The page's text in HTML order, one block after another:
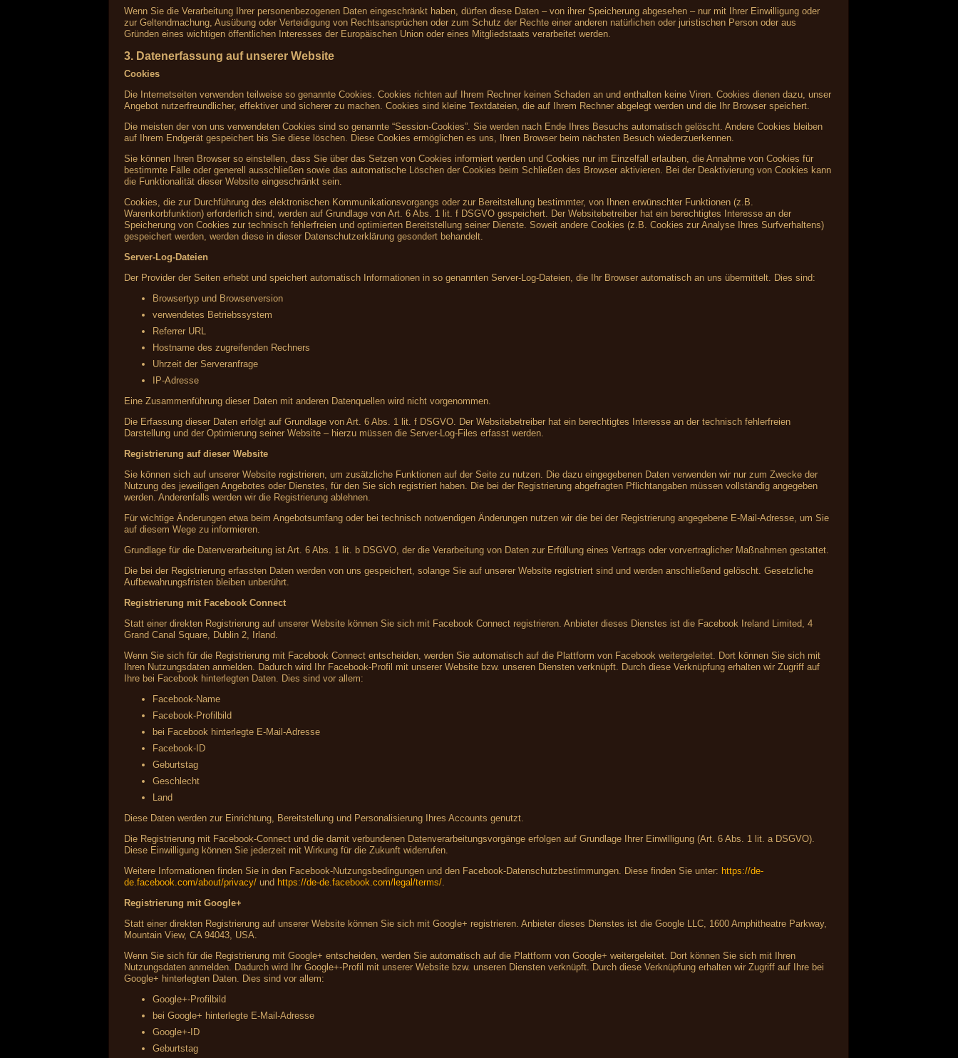
Wenn Sie die Verarbeitung Ihrer personenbezogenen Daten eingeschränkt haben, dürfen diese Daten – von ihrer Speicherung abgesehen – nur mit Ihrer Einwilligung oder
zur Geltendmachung, Ausübung oder Verteidigung von Rechtsansprüchen oder zum Schutz der Rechte einer anderen natürlichen oder juristischen Person oder aus
Gründen eines wichtigen öffentlichen Interesses der Europäischen Union oder eines Mitgliedstaats verarbeitet werden.
3. Datenerfassung auf unserer Website
Cookies
Die Internetseiten verwenden teilweise so genannte Cookies. Cookies richten auf Ihrem Rechner keinen Schaden an und enthalten keine Viren. Cookies dienen dazu, unser
Angebot nutzerfreundlicher, effektiver und sicherer zu machen. Cookies sind kleine Textdateien, die auf Ihrem Rechner abgelegt werden und die Ihr Browser speichert.
Die meisten der von uns verwendeten Cookies sind so genannte “Session-Cookies”. Sie werden nach Ende Ihres Besuchs automatisch gelöscht. Andere Cookies bleiben
auf Ihrem Endgerät gespeichert bis Sie diese löschen. Diese Cookies ermöglichen es uns, Ihren Browser beim nächsten Besuch wiederzuerkennen.
Sie können Ihren Browser so einstellen, dass Sie über das Setzen von Cookies informiert werden und Cookies nur im Einzelfall erlauben, die Annahme von Cookies für
bestimmte Fälle oder generell ausschließen sowie das automatische Löschen der Cookies beim Schließen des Browser aktivieren. Bei der Deaktivierung von Cookies kann
die Funktionalität dieser Website eingeschränkt sein.
Cookies, die zur Durchführung des elektronischen Kommunikationsvorgangs oder zur Bereitstellung bestimmter, von Ihnen erwünschter Funktionen (z.B.
Warenkorbfunktion) erforderlich sind, werden auf Grundlage von Art. 6 Abs. 1 lit. f DSGVO gespeichert. Der Websitebetreiber hat ein berechtigtes Interesse an der
Speicherung von Cookies zur technisch fehlerfreien und optimierten Bereitstellung seiner Dienste. Soweit andere Cookies (z.B. Cookies zur Analyse Ihres Surfverhaltens)
gespeichert werden, werden diese in dieser Datenschutzerklärung gesondert behandelt.
Server-Log-Dateien
Der Provider der Seiten erhebt und speichert automatisch Informationen in so genannten Server-Log-Dateien, die Ihr Browser automatisch an uns übermittelt. Dies sind:
Browsertyp und Browserversion
verwendetes Betriebssystem
Referrer URL
Hostname des zugreifenden Rechners
Uhrzeit der Serveranfrage
IP-Adresse
Eine Zusammenführung dieser Daten mit anderen Datenquellen wird nicht vorgenommen.
Die Erfassung dieser Daten erfolgt auf Grundlage von Art. 6 Abs. 1 lit. f DSGVO. Der Websitebetreiber hat ein berechtigtes Interesse an der technisch fehlerfreien
Darstellung und der Optimierung seiner Website – hierzu müssen die Server-Log-Files erfasst werden.
Registrierung auf dieser Website
Sie können sich auf unserer Website registrieren, um zusätzliche Funktionen auf der Seite zu nutzen. Die dazu eingegebenen Daten verwenden wir nur zum Zwecke der
Nutzung des jeweiligen Angebotes oder Dienstes, für den Sie sich registriert haben. Die bei der Registrierung abgefragten Pflichtangaben müssen vollständig angegeben
werden. Anderenfalls werden wir die Registrierung ablehnen.
Für wichtige Änderungen etwa beim Angebotsumfang oder bei technisch notwendigen Änderungen nutzen wir die bei der Registrierung angegebene E-Mail-Adresse, um Sie
auf diesem Wege zu informieren.
Grundlage für die Datenverarbeitung ist Art. 6 Abs. 1 lit. b DSGVO, der die Verarbeitung von Daten zur Erfüllung eines Vertrags oder vorvertraglicher Maßnahmen gestattet.
Die bei der Registrierung erfassten Daten werden von uns gespeichert, solange Sie auf unserer Website registriert sind und werden anschließend gelöscht. Gesetzliche
Aufbewahrungsfristen bleiben unberührt.
Registrierung mit Facebook Connect
Statt einer direkten Registrierung auf unserer Website können Sie sich mit Facebook Connect registrieren. Anbieter dieses Dienstes ist die Facebook Ireland Limited, 4
Grand Canal Square, Dublin 2, Irland.
Wenn Sie sich für die Registrierung mit Facebook Connect entscheiden, werden Sie automatisch auf die Plattform von Facebook weitergeleitet. Dort können Sie sich mit
Ihren Nutzungsdaten anmelden. Dadurch wird Ihr Facebook-Profil mit unserer Website bzw. unseren Diensten verknüpft. Durch diese Verknüpfung erhalten wir Zugriff auf
Ihre bei Facebook hinterlegten Daten. Dies sind vor allem:
Facebook-Name
Facebook-Profilbild
bei Facebook hinterlegte E-Mail-Adresse
Facebook-ID
Geburtstag
Geschlecht
Land
Diese Daten werden zur Einrichtung, Bereitstellung und Personalisierung Ihres Accounts genutzt.
Die Registrierung mit Facebook-Connect und die damit verbundenen Datenverarbeitungsvorgänge erfolgen auf Grundlage Ihrer Einwilligung (Art. 6 Abs. 1 lit. a DSGVO).
Diese Einwilligung können Sie jederzeit mit Wirkung für die Zukunft widerrufen.
Weitere Informationen finden Sie in den Facebook-Nutzungsbedingungen und den Facebook-Datenschutzbestimmungen. Diese finden Sie unter: https://de-
de.facebook.com/about/privacy/ und https://de-de.facebook.com/legal/terms/.
Registrierung mit Google+
Statt einer direkten Registrierung auf unserer Website können Sie sich mit Google+ registrieren. Anbieter dieses Dienstes ist die Google LLC, 1600 Amphitheatre Parkway,
Mountain View, CA 94043, USA.
Wenn Sie sich für die Registrierung mit Google+ entscheiden, werden Sie automatisch auf die Plattform von Google+ weitergeleitet. Dort können Sie sich mit Ihren
Nutzungsdaten anmelden. Dadurch wird Ihr Google+-Profil mit unserer Website bzw. unseren Diensten verknüpft. Durch diese Verknüpfung erhalten wir Zugriff auf Ihre bei
Google+ hinterlegten Daten. Dies sind vor allem:
Google+-Profilbild
bei Google+ hinterlegte E-Mail-Adresse
Google+-ID
Geburtstag